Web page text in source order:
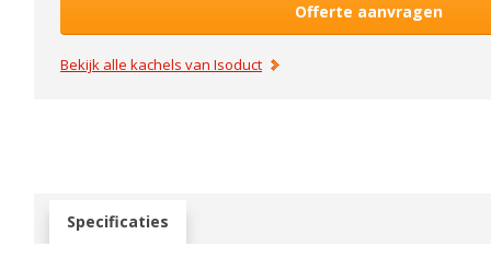
Offerte aanvragen
Bekijk alle kachels vanIsoduct
Specificaties